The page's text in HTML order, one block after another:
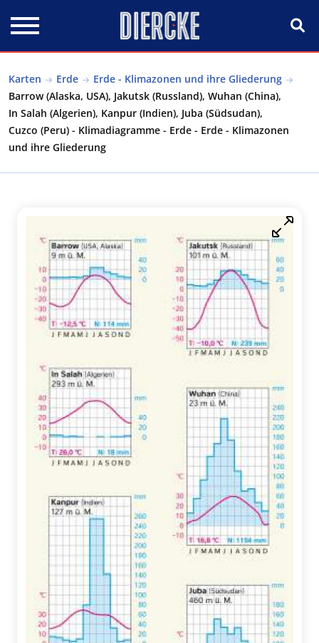
Karten Erde
Erde - Klimazonen und ihre Gliederung
Barrow (Alaska, USA), Jakutsk (Russland), Wuhan (China),
In Salah (Algerien), Kanpur (Indien), Juba (Südsudan),
Cuzco (Peru) - Klimadiagramme - Erde - Erde - Klimazonen
und ihre Gliederung